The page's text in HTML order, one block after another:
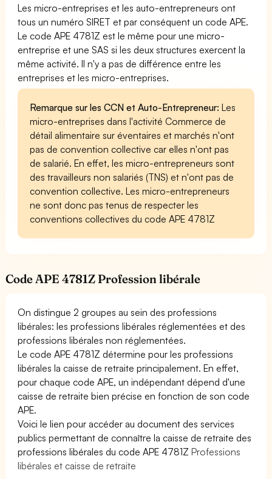
Les micro-entreprises et les auto-entrepreneurs ont
tous un numéro SIRET et par conséquent un code APE.
Le code APE 4781Z est le même pour une micro-
entreprise et une SAS si les deux structures exercent la
même activité. Il n'y a pas de différence entre les
entreprises et les micro-entreprises.
Remarque sur les CCN et Auto-Entrepreneur: Les
micro-entreprises dans l'activité Commerce de
détail alimentaire sur éventaires et marchés n'ont
pas de convention collective car elles n'ont pas
de salarié. En effet, les micro-entrepreneurs sont
des travailleurs non salariés (TNS) et n'ont pas de
convention collective. Les micro-entrepreneurs
ne sont donc pas tenus de respecter les
conventions collectives du code APE 4781Z
Code APE 4781Z Profession libérale
On distingue 2 groupes au sein des professions
libérales: les professions libérales réglementées et des
professions libérales non réglementées.
Le code APE 4781Z détermine pour les professions
libérales la caisse de retraite principalement. En effet,
pour chaque code APE, un indépendant dépend d'une
caisse de retraite bien précise en fonction de son code
APE.
Voici le lien pour accéder au document des services
publics permettant de connaître la caisse de retraite des
professions libérales du code APE 4781ZProfessions
libérales et caisse de retraite